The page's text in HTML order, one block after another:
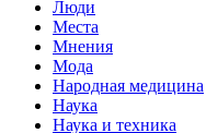
Люди
Места
Мнения
Мода
Народная медицина
Наука
Наука и техника